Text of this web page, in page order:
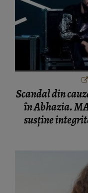
Scandal din
în Abhazia.
susține